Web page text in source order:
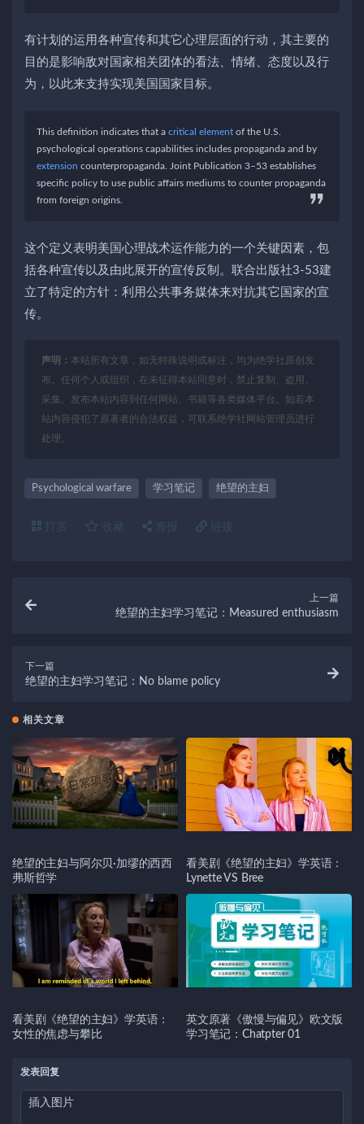
有计划的运用各种宣传和其它心理层面的行动，其主要的
目的是影响敌对国家相关团体的看法、情绪、态度以及行
为，以此来支持实现美国国家目标。
This definition indicates that a critical element of the U.S.
psychological operations capabilities includes propaganda and by
extension counterpropaganda. Joint Publication 3–53 establishes
specific policy to use public affairs mediums to counter propaganda
from foreign origins.
这个定义表明美国心理战术运作能力的一个关键因素，包
括各种宣传以及由此展开的宣传反制。联合出版社3-53建
立了特定的方针：利用公共事务媒体来对抗其它国家的宣
传。
声明： 本站所有文章，如无特殊说明或标注，均为绝学社原创发
布。任何个人或组织，在未征得本站同意时，禁止复制、盗用、
采集、发布本站内容到任何网站、书籍等各类媒体平台。如若本
站内容侵犯了原著者的合法权益，可联系绝学社网站管理员进行
处理。
Psychological warfare 学习笔记 绝望的主妇
打赏 收藏 海报 链接
上一篇
绝望的主妇学习笔记：Measured enthusiasm
下一篇
绝望的主妇学习笔记：No blame policy
相关文章
绝望的主妇与阿尔贝·加缪的西西
弗斯哲学
看美剧《绝望的主妇》学英语：
Lynette VS Bree
看美剧《绝望的主妇》学英语：
女性的焦虑与攀比
英文原著《傲慢与偏见》欧文版
学习笔记：Chatpter 01
发表回复
插入图片